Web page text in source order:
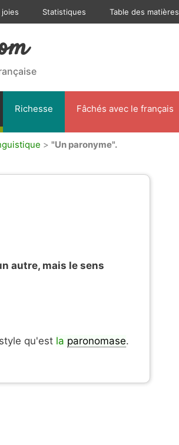
Statistiques Table des matières
Richesse Fâchés avec le français
> "Un paronyme".
autre, mais le sens
qu'est la paronomase.